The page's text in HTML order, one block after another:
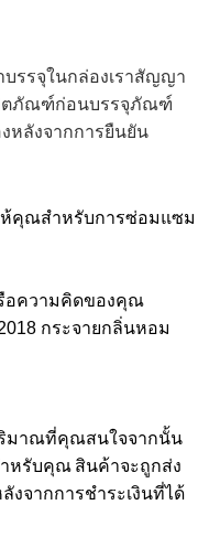
รรจุในกล่องเราสัญญา
ตภัณฑ์ก่อนบรรจุภัณฑ์
หลังจากการยืนยัน
ห้คุณสำหรับการซ่อมแซม
อความคิดของคุณ
กระจายกลิ่นหอม
ริมาณที่คุณสนใจจากนั้น
ำหรับคุณ สินค้าจะถูกส่ง
งจากการชำระเงินที่ได้